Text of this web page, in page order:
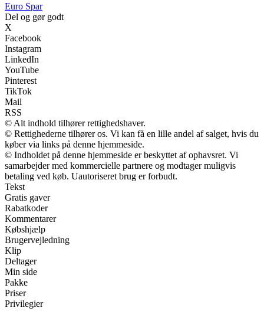
Euro Spar
Del og gør godt
X
Facebook
Instagram
LinkedIn
YouTube
Pinterest
TikTok
Mail
RSS
© Alt indhold tilhører rettighedshaver.
© Rettighederne tilhører os. Vi kan få en lille andel af salget, hvis du
køber via links på denne hjemmeside.
© Indholdet på denne hjemmeside er beskyttet af ophavsret. Vi
samarbejder med kommercielle partnere og modtager muligvis
betaling ved køb. Uautoriseret brug er forbudt.
Tekst
Gratis gaver
Rabatkoder
Kommentarer
Købshjælp
Brugervejledning
Klip
Deltager
Min side
Pakke
Priser
Privilegier